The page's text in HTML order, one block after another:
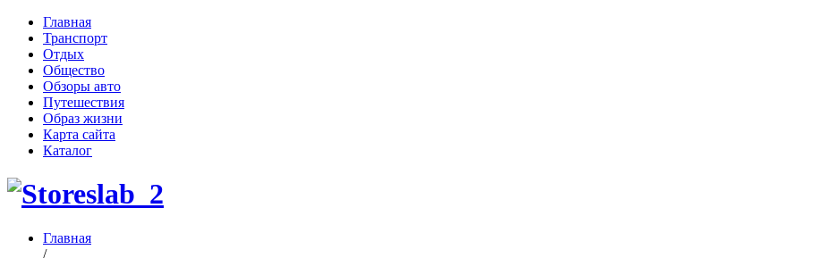
Главная
Транспорт
Отдых
Общество
Обзоры авто
Путешествия
Образ жизни
Карта сайта
Каталог
Главная
/